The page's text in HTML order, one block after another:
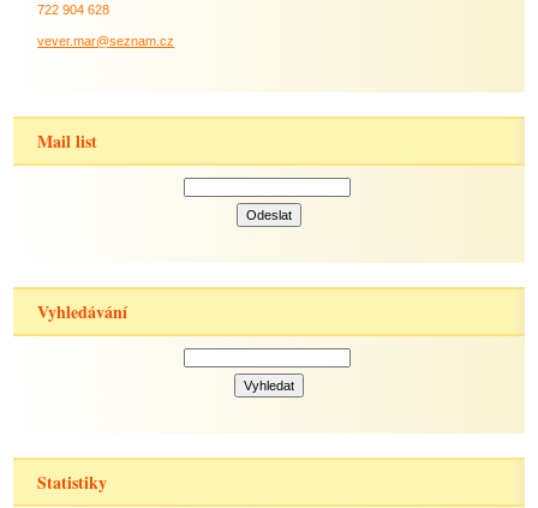
722 904 628
vever.mar@seznam.cz
Mail list
Vyhledávání
Statistiky